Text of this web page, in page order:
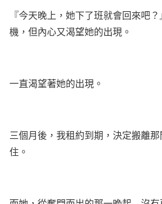
『今天晚上，她下了班就會回來吧
機，但內心又渴望她的出現。
一直渴望著她的出現。
三個月後，我租約到期，決定搬離
住。